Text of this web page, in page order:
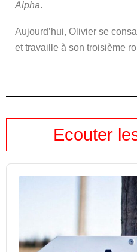
Alpha.
Aujourd’hui, Olivier se
et travaille à son troisième
Ecouter
Audio